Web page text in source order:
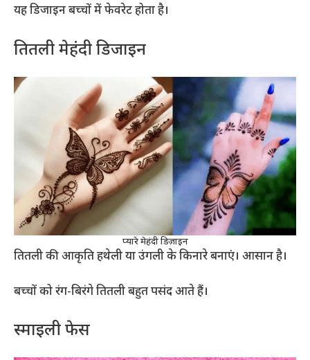
यह डिजाइन बच्चों में फेवरेट होता है।
तितली मेहंदी डिजाइन
प्यारे मेहंदी डिज़ाइन
तितली की आकृति हथेली या उंगली के किनारे बनाएं। आसान है।
बच्चों को रंग-बिरंगे तितली बहुत पसंद आते हैं।
स्माइली फेस